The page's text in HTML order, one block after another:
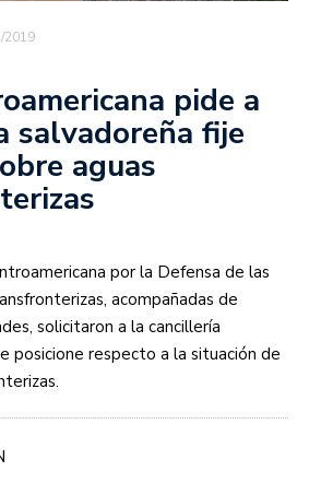
2019
pide a
salvadoreña fije
aguas
por la Defensa de las
acompañadas de
solicitaron a la cancillería
posicione respecto a la situación de